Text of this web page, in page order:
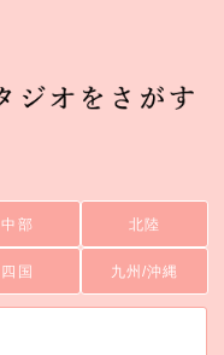
中部 北陸
四国 九州/沖縄